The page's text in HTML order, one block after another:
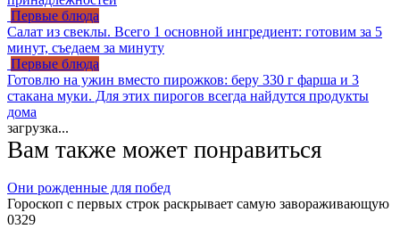
Первые блюда
Салат из свеклы. Всего 1 основной ингредиент: готовим за 5
минут, съедаем за минуту
Первые блюда
Готовлю на ужин вместо пирожков: беру 330 г фарша и 3
стакана муки. Для этих пирогов всегда найдутся продукты
дома
загрузка...
Вам также может понравиться
Они рожденные для побед
Гороскоп с первых строк раскрывает самую завораживающую
0329